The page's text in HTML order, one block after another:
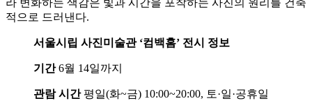
라 변화하는 색감은 빛과 시간을 포착하는 사진의 원리를 건축
적으로 드러낸다.
서울시립 사진미술관 ‘컴백홈’ 전시 정보
기간6월 14일까지
관람 시간평일(화~금) 10:00~20:00, 토·일·공휴일